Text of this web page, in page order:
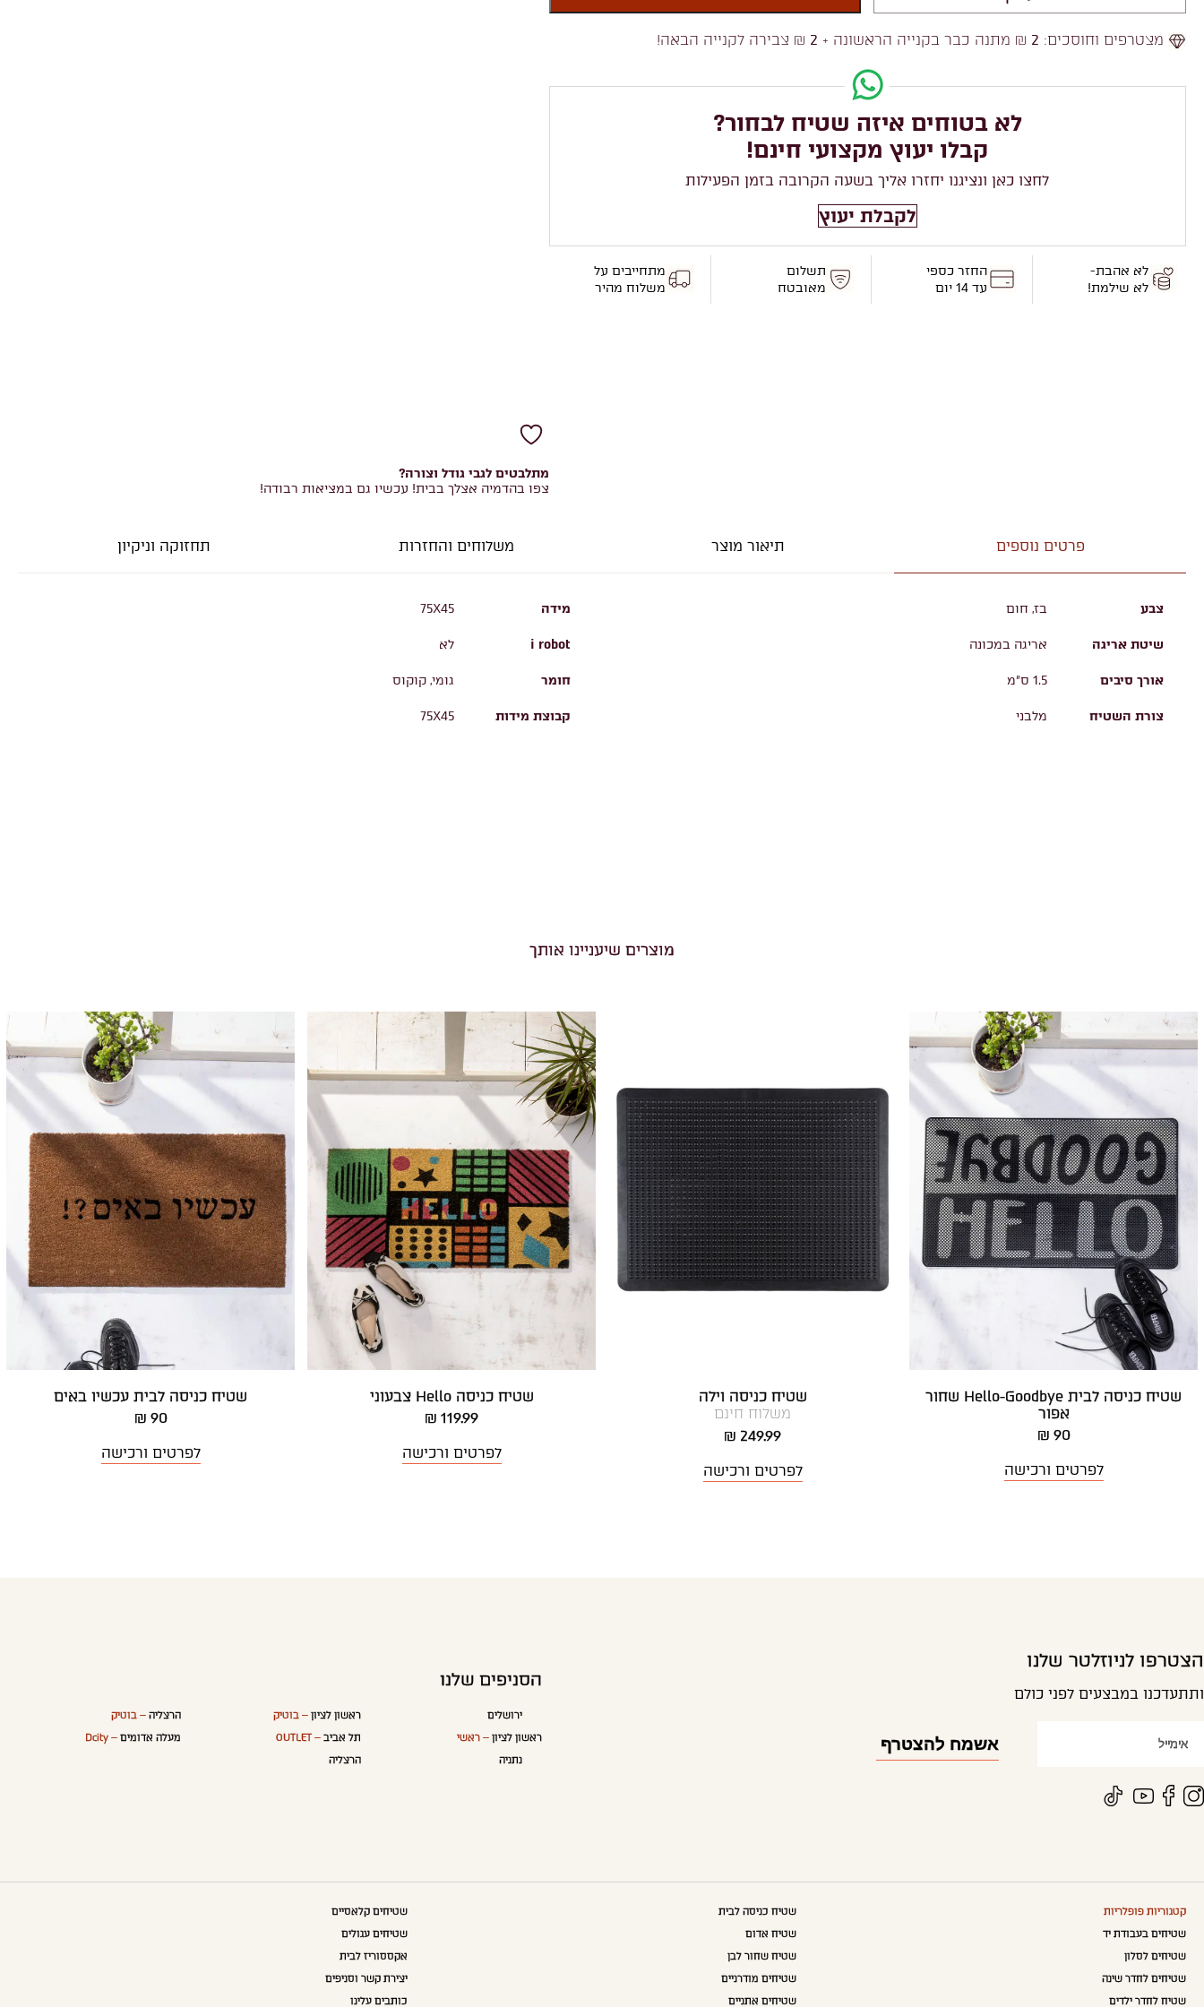
מצטרפים וחוסכים: 2 ₪ מתנה כבר בקנייה הראשונה + 2 ₪ צבירה לקנייה הבאה!
לא בטוחים איזה שטיח לבחור?
קבלו יעוץ מקצועי חינם!
לחצו כאן ונציגנו יחזרו אליך בשעה הקרובה בזמן הפעילות
לקבלת יעוץ
לא אהבת-
לא שילמת!
החזר כספי
עד 14 יום
תשלום
מאובטח
מתחייבים על
משלוח מהיר
מתלבטים לגבי גודל וצורה?
צפו בהדמיה אצלך בבית! עכשיו גם במציאות רבודה!
פרטים נוספים תיאור מוצר משלוחים והחזרות תחזוקה וניקיון
צבע בז, חום מידה 75X45
שיטת אריגה אריגה במכונה i robot לא
אורך סיבים 1.5 ס"מ חומר גומי, קוקוס
צורת השטיח מלבני קבוצת מידות 75X45
מוצרים שיעניינו אותך
שטיח כניסה לבית Hello-Goodbye שחור
אפור
90 ₪
לפרטים ורכישה
שטיח כניסה וילה
משלוח חינם
249.99 ₪
לפרטים ורכישה
שטיח כניסה Hello צבעוני
119.99 ₪
לפרטים ורכישה
שטיח כניסה לבית עכשיו באים
90 ₪
לפרטים ורכישה
הצטרפו לניוזלטר שלנו
ותתעדכנו במבצעים לפני כולם
הסניפים שלנו
ירושלים
ראשון לציון – ראשי
נתניה
ראשון לציון– בוטיק
תל אביב– OUTLET
הרצליה
הרצליה– בוטיק
מעלה אדומים – Dcity
קטגוריות פופלריות
שטיחים בעבודת יד
שטיחים לסלון
שטיחים לחדר שינה
שטיח לחדר ילדים
שטיח כניסה לבית
שטיח אדום
שטיח שחור לבן
שטיחים מודרניים
שטיחים אתניים
שטיחים קלאסיים
שטיחים עגולים
אקססוריז לבית
יצירת קשר וסניפים
כותבים עלינו